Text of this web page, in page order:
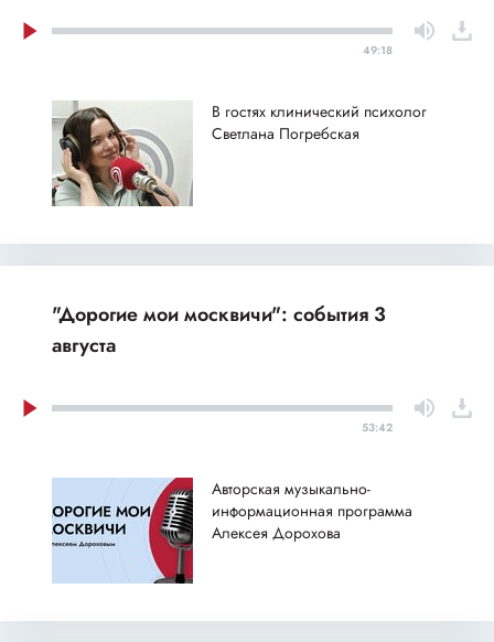
49:18
В гостях клинический психолог
Светлана Погребская
"Дорогие мои москвичи": события 3
августа
53:42
Авторская музыкально-
информационная программа
Алексея Дорохова